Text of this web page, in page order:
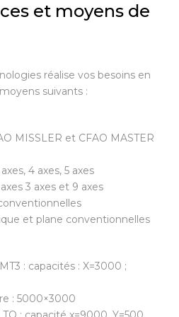
et moyens de
réalise vos besoins en
suivants :
MISSLER et CFAO MASTER
4 axes, 5 axes
3 axes et 9 axes
et plane conventionnelles
: capacités : X=3000 ;
: 5000×3000